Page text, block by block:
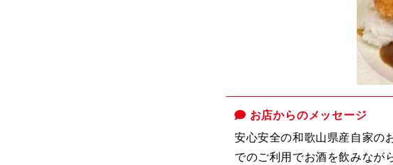
お店からのメッセージ
安心安全の和歌山県産自家の
でのご利用でお酒を飲みなが